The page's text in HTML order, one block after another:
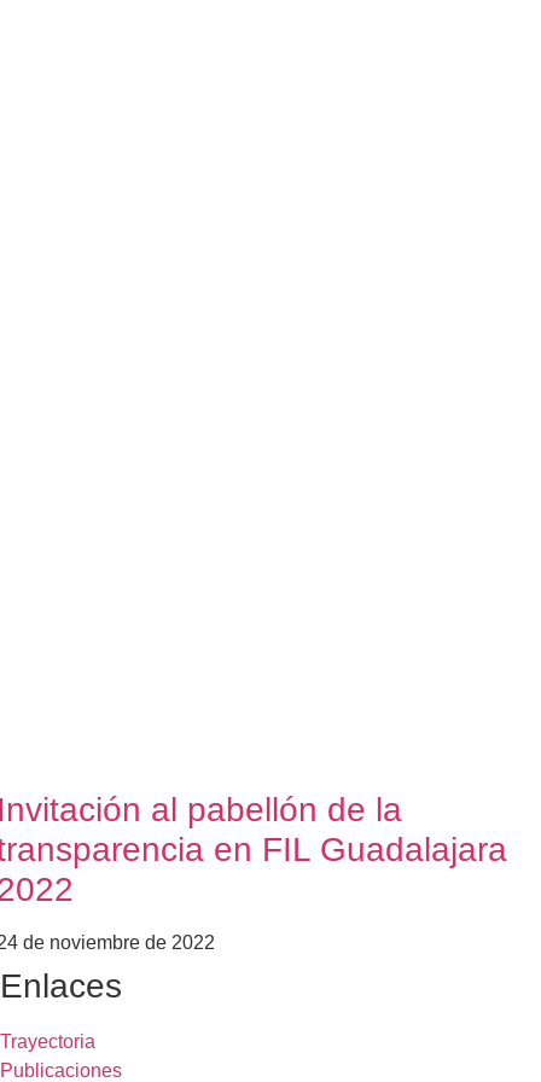
al pabellón de la
en FIL Guadalajara
de noviembre de 2022
Enlaces
Trayectoria
Publicaciones